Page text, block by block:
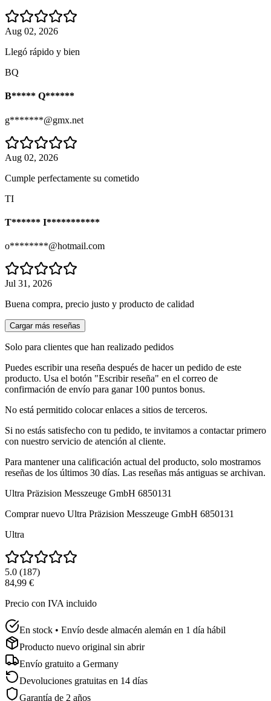
Aug 02, 2026
Llegó rápido y bien
BQ
B***** Q******
g*******@gmx.net
Aug 02, 2026
Cumple perfectamente su cometido
TI
T****** I***********
o********@hotmail.com
Jul 31, 2026
Buena compra, precio justo y producto de calidad
Cargar más reseñas
Solo para clientes que han realizado pedidos
Puedes escribir una reseña después de hacer un pedido de este
producto. Usa el botón "Escribir reseña" en el correo de
confirmación de envío para ganar 100 puntos bonus.
No está permitido colocar enlaces a sitios de terceros.
Si no estás satisfecho con tu pedido, te invitamos a contactar primero
con nuestro servicio de atención al cliente.
Para mantener una calificación actual del producto, solo mostramos
reseñas de los últimos 30 días. Las reseñas más antiguas se archivan.
Ultra Präzision Messzeuge GmbH 6850131
Comprar nuevo Ultra Präzision Messzeuge GmbH 6850131
Ultra
5.0 (187)
84,99 €
Precio con IVA incluido
En stock • Envío desde almacén alemán en 1 día hábil
Producto nuevo original sin abrir
Envío gratuito a Germany
Devoluciones gratuitas en 14 días
Garantía de 2 años